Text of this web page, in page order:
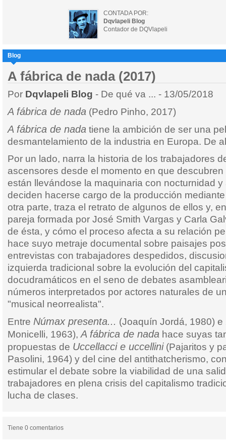
CONTADA POR:
Dqvlapeli Blog
Contador de DQVlapeli
Blog
A fábrica de nada (2017)
Por Dqvlapeli Blog - De qué va ... - 13/05/2018
A fábrica de nada (Pedro Pinho, 2017)
A fábrica de nada tiene la ambición de ser una
desmantelamiento de la industria en Europa. De
Por un lado, narra la historia de los trabajadores
ascensores desde el momento en que
están llevándose la maquinaria con nocturnidad
deciden hacerse cargo de la producción
otra parte, traza el retrato de algunos de ellos y,
pareja formada por José Smith Vargas y Carla
de ésta, y cómo el proceso afecta a su relación
hace suyo metraje documental sobre paisajes
entrevistas con trabajadores despedidos,
izquierda tradicional sobre la evolución del
docudramáticos en el seno de debates
números interpretados por actores naturales de
"musical neorrealista".
Entre Númax presenta... (Joaquín Jordá, 1980) e
Monicelli, 1963), A fábrica de nada hace suyas
propuestas de Uccellacci e uccellini(Pajaritos y
Pasolini, 1964) y del cine del antithatcherismo,
estimular el debate sobre la viabilidad de una
trabajadores en plena crisis del capitalismo
lucha de clases.
Tiene 0 comentarios